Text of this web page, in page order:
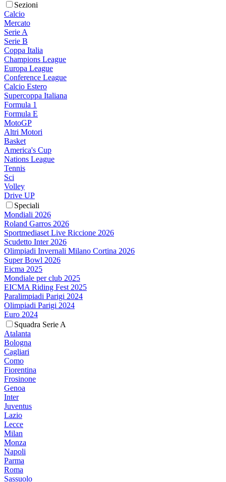
Sezioni
Calcio
Mercato
Serie A
Serie B
Coppa Italia
Champions League
Europa League
Conference League
Calcio Estero
Supercoppa Italiana
Formula 1
Formula E
MotoGP
Altri Motori
Basket
America's Cup
Nations League
Tennis
Sci
Volley
Drive UP
Speciali
Mondiali 2026
Roland Garros 2026
Sportmediaset Live Riccione 2026
Scudetto Inter 2026
Olimpiadi Invernali Milano Cortina 2026
Super Bowl 2026
Eicma 2025
Mondiale per club 2025
EICMA Riding Fest 2025
Paralimpiadi Parigi 2024
Olimpiadi Parigi 2024
Euro 2024
Squadra Serie A
Atalanta
Bologna
Cagliari
Como
Fiorentina
Frosinone
Genoa
Inter
Juventus
Lazio
Lecce
Milan
Monza
Napoli
Parma
Roma
Sassuolo